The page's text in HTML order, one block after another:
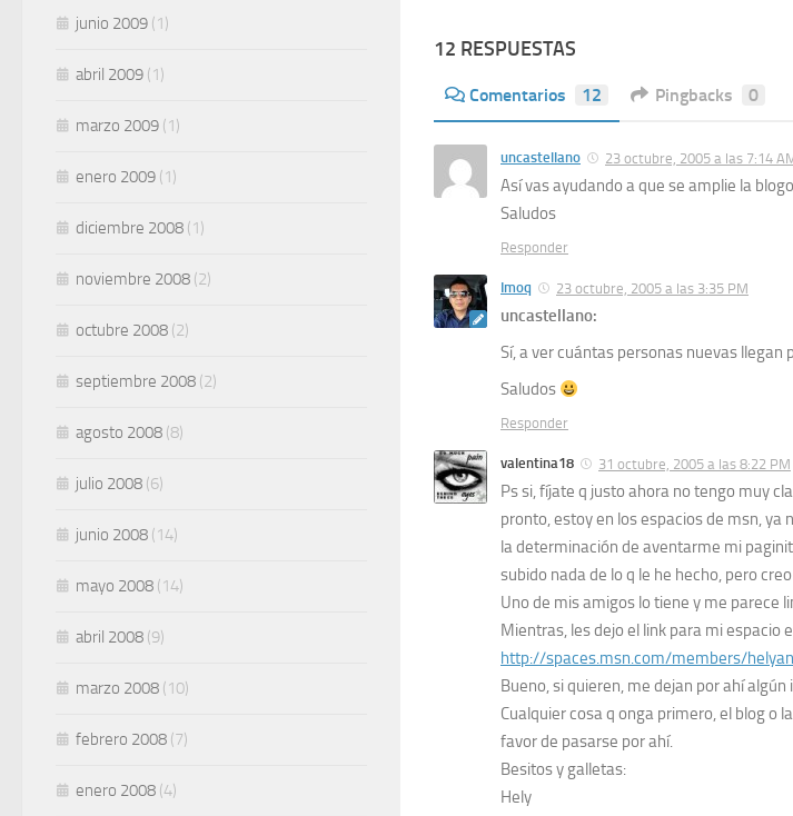
12 RESPUESTAS
Comentarios 12 Pingbacks 0
uncastellano 23 octubre, 2005 a las 7:14
Así vas ayudando a que se amplie la
Saludos
Responder
Imoq 23 octubre, 2005 a las 3:35 PM
uncastellano:
Sí, a ver cuántas personas nuevas llegan
Saludos
Responder
valentina18 31 octubre, 2005 a las 8:22 PM
Ps si, fíjate q justo ahora no tengo muy
pronto, estoy en los espacios de msn, ya
la determinación de aventarme mi
subido nada de lo q le he hecho, pero
Uno de mis amigos lo tiene y me parece
Mientras, les dejo el link para mi espacio
http://spaces.msn.com/members/
Bueno, si quieren, me dejan por ahí
Cualquier cosa q onga primero, el blog o
favor de pasarse por ahí.
Besitos y galletas:
Hely
junio 2009 (1)
abril 2009 (1)
marzo 2009 (1)
enero 2009 (1)
diciembre 2008 (1)
noviembre 2008 (2)
octubre 2008 (2)
septiembre 2008 (2)
agosto 2008 (8)
julio 2008 (6)
junio 2008 (14)
mayo 2008 (14)
abril 2008 (9)
marzo 2008 (10)
febrero 2008 (7)
enero 2008 (4)